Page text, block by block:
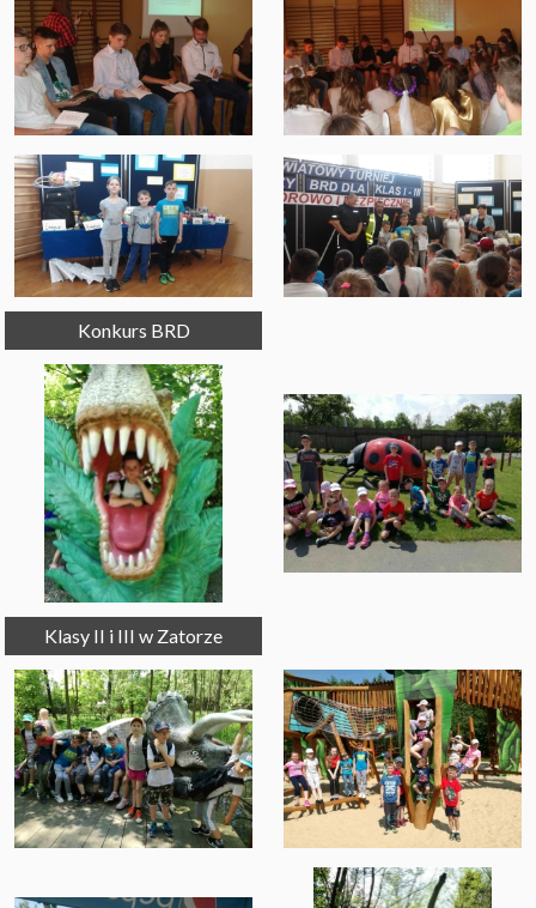
Konkurs BRD
Klasy II i III w Zatorze